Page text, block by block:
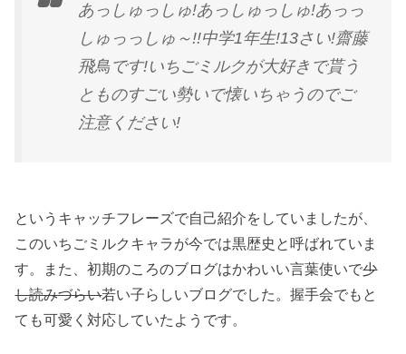
あっしゅっしゅ!あっしゅっしゅ!あっっ
しゅっっしゅ～!!中学1年生!13さい!齋藤
飛鳥です!いちごミルクが大好きで貰う
とものすごい勢いで懐いちゃうのでご
注意ください!
というキャッチフレーズで自己紹介をしていましたが、
このいちごミルクキャラが今では黒歴史と呼ばれていま
す。また、初期のころのブログはかわいい言葉使いで少
し読みづらい若い子らしいブログでした。握手会でもと
ても可愛く対応していたようです。